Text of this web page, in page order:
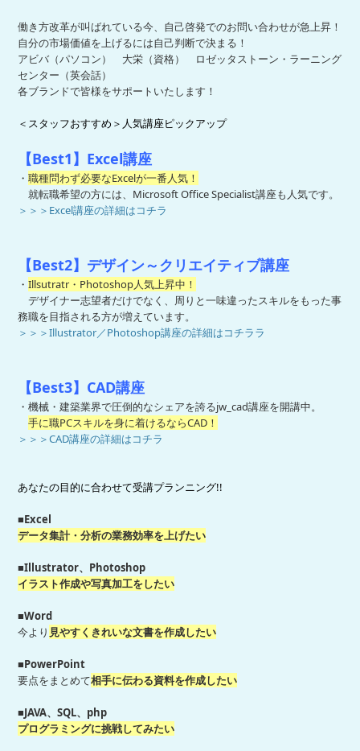
働き方改革が叫ばれている今、自己啓発でのお問い合わせが急上昇！
自分の市場価値を上げるには自己判断で決まる！
アビバ（パソコン） 大栄（資格） ロゼッタストーン・ラーニング
センター（英会話）
各ブランドで皆様をサポートいたします！
＜スタッフおすすめ＞人気講座ピックアップ
【Best1】Excel講座
・職種問わず必要なExcelが一番人気！
就転職希望の方には、Microsoft Office Specialist講座も人気です。
＞＞＞Excel講座の詳細はコチラ
【Best2】デザイン～クリエイティブ講座
・Illsutratr・Photoshop人気上昇中！
デザイナー志望者だけでなく、周りと一味違ったスキルをもった事
務職を目指される方が増えています。
＞＞＞Illustrator／Photoshop講座の詳細はコチララ
【Best3】CAD講座
・機械・建築業界で圧倒的なシェアを誇るjw_cad講座を開講中。
手に職PCスキルを身に着けるならCAD！
＞＞＞CAD講座の詳細はコチラ
あなたの目的に合わせて受講プランニング!!
■Excel
データ集計・分析の業務効率を上げたい
■Illustrator、Photoshop
イラスト作成や写真加工をしたい
■Word
今より 見やすくきれいな文書を作成したい
■PowerPoint
要点をまとめて相手に伝わる資料を作成したい
■JAVA、SQL、php
プログラミングに挑戦してみたい